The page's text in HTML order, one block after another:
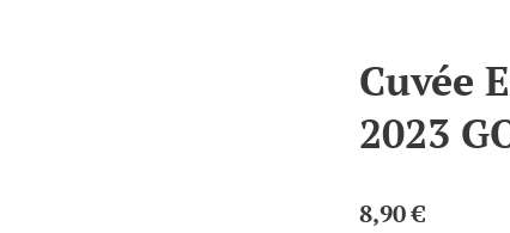
Cuvée
2023
8,90€